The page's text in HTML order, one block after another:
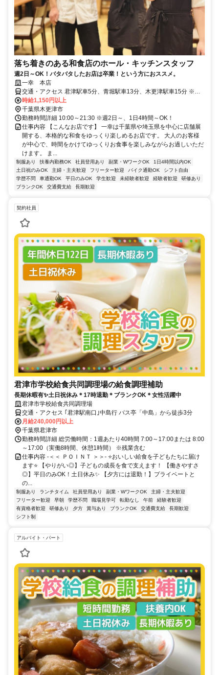
落ち着きのある和食店のホール・キッチンスタッフ
週2日～OK！バタバタしたお店は卒業！という方におススメ。
一幸 本店
交通・アクセス 君津駅車5分、青堀駅車13分、木更津駅車15分 ※車
通勤可
時給1,150円以上
千葉県木更津市
勤務時間詳細 10:00～21:30 ※週2日～、1日4時間～OK！
仕事内容 【こんなお店です】 一幸は千葉県や埼玉県を中心に店舗展
開する、本格的な和食をゆっくり楽しめるお店です。 大人のお客様
が中心で、時間をかけてゆっくりお食事を楽しみながらお過しいただ
けます。 ま...
制服あり 扶養内勤務OK 社員登用あり 副業・WワークOK
1日4時間以内OK
土日祝のみOK
主婦・主夫歓迎 フリーター歓迎 バイク通勤OK
シフト自由
学歴不問
車通勤OK 平日のみOK 学生歓迎 未経験者歓迎 経験者歓迎
研修あり
ブランクOK
交通費支給 長期歓迎
契約社員
君津市学校給食共同調理場の給食調理補助
長期休暇有✨土日祝休み＊17時退勤＊ブランクOK＊女性活躍中
君津市学校給食共同調理場
交通・アクセス ｢君津駅南口｣中島行 バス亭「中島」から徒歩3分
月給240,000円以上
千葉県君津市
勤務時間詳細 総労働時間：1週あたり40時間 7:00～17:00または 8:00
～17:00（実働8時間、休憩1時間） ※残業含む
仕事内容 -＜＜ ＰＯＩＮＴ ＞＞- ⭐おいしい給食を子どもたちに届け
ます⭐ 【やりがい◎】子どもの成長を食で支えます！ 【働きやすさ
◎】平日のみOK！土日休み✨ 【夕方には退勤！】プライベートと
の...
制服あり ランチタイム 社員登用あり 副業・WワークOK
主婦・主夫歓迎
フリーター歓迎
早朝 学歴不問 職場見学可 転勤なし 午前
経験者歓迎
有資格者歓迎
研修あり 夕方 賞与あり ブランクOK 交通費支給
長期歓迎
シフト制
アルバイト・パート